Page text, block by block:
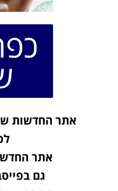
אתר החדשות
אתר
גם